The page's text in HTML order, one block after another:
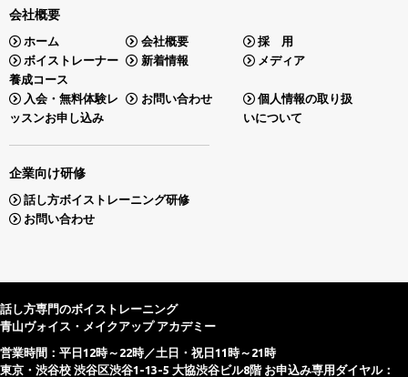
会社概要
ホーム 会社概要
採 用
ボイストレーナー
養成コース
新着情報 メディア
入会・無料体験レ
ッスンお申し込み
お問い合わせ
個人情報の取り扱
いについて
企業向け研修
話し方ボイストレーニング研修
お問い合わせ
話し方専門のボイストレーニング
青山ヴォイス・メイクアップ アカデミー
営業時間：平日12時～22時／土日・祝日11時～21時
東京・渋谷校 渋谷区渋谷1-13-5 大協渋谷ビル8階 お申込み専用ダイヤル：